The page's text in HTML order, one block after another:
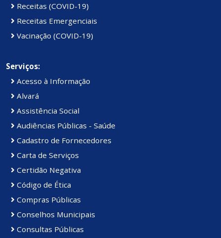
Receitas (COVID-19)
Receitas Emergenciais
Vacinação (COVID-19)
Serviços:
Acesso à Informação
Alvará
Assistência Social
Audiências Públicas - Saúde
Cadastro de Fornecedores
Carta de Serviços
Certidão Negativa
Código de Ética
Compras Públicas
Conselhos Municipais
Consultas Públicas